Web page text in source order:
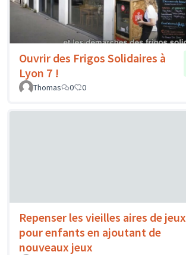
Ouvrir des Frigos Solidaires à
Lyon 7 !
Thomas
0 0
Repenser les vieilles aires de jeux
pour enfants en ajoutant de
nouveaux jeux